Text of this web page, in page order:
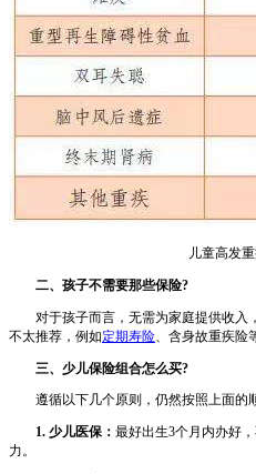
儿童高发
二、孩子不需要那些保险?
对于孩子而言，无需为家庭提供收入
不太推荐，例如定期寿险 、含身故重疾险
三、少儿保险组合怎么买?
遵循以下几个原则，仍然按照上面的
1. 少儿医保： 最好出生3个月内办好
力。